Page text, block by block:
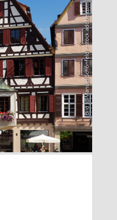
Bild: @Manuel Schönfeld – stock.adobe.com